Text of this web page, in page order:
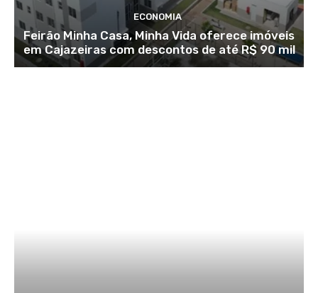
ECONOMIA
Feirão Minha Casa, Minha Vida oferece imóveis
em Cajazeiras com descontos de até R$ 90 mil